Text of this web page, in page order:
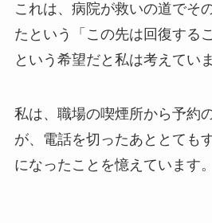
これは、病院が救いの道でそ
たという「この先は回復する
という希望だと私は考えていま
私は、職場の喫煙所から予約
が、電話を切ったあととても
になったことを憶えています。